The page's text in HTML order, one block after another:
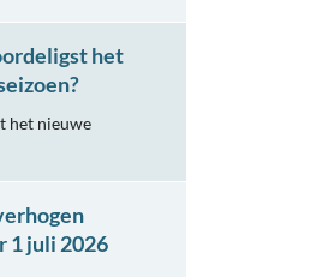
het
het nieuwe
1 juli 2026